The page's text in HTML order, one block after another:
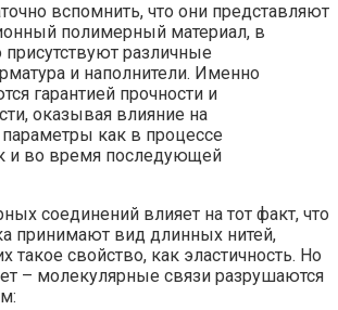
вспомнить, что они представляют
полимерный материал, в
присутствуют различные
и наполнители. Именно
гарантией прочности и
оказывая влияние на
параметры как в процессе
и во время последующей
соединений влияет на тот факт, что
принимают вид длинных нитей,
такое свойство, как эластичность. Но
– молекулярные связи разрушаются